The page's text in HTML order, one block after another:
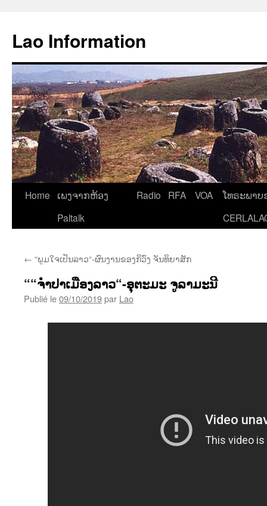
contenu
Lao Information
Home
ເພງຈາກຫ້ອງ
Paltalk
Radio RFA VOA
ໂທຣະພາບ
← “ພູມໃຈເປັນລາວ“-ຜົນງານຂອງກິວົງ ຈັນທິຍາສັກ
““ຈຳປາເມືອງລາວ“-ອຸຕະມະ ຈູລາມະນີ
Publié le09/10/2019par Lao